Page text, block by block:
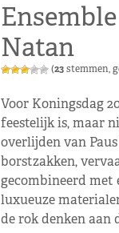
Natan
(23stemmen,
Voor Koningsdag
feestelijk is, maar
overlijden van
borstzakken,
gecombineerd met
luxueuze
de rok denken aan